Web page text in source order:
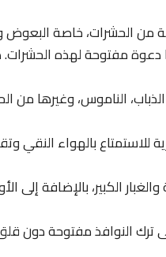
من الحشرات، خاصة البعوض
دعوة مفتوحة لهذه الحشرات.
الناموس، وغيرها من
للاستمتاع بالهواء النقي
الكبير، بالإضافة إلى
ترك النوافذ مفتوحة دون